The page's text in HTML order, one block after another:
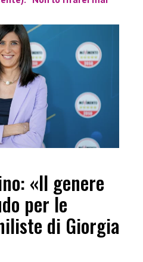
«Il genere
per le
di Giorgia